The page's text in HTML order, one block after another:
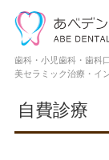
歯科・小児歯科・歯科
美セラミック治療・イ
院内紹介
自費診療